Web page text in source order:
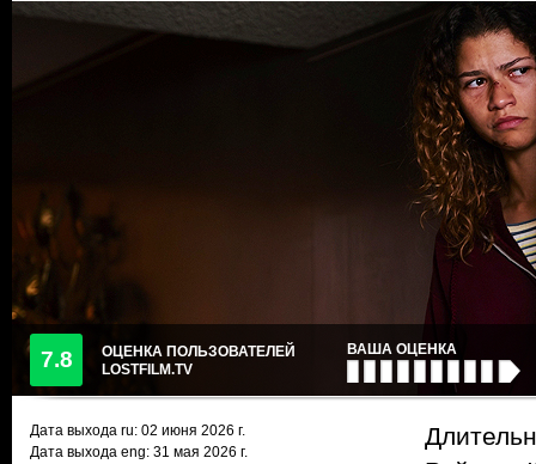
7.8
ОЦЕНКА ПОЛЬЗОВАТЕЛЕЙ
LOSTFILM.TV
ВАША ОЦЕНКА
Дата выхода ru: 02 июня 2026 г.
Дата выхода eng: 31 мая 2026 г.